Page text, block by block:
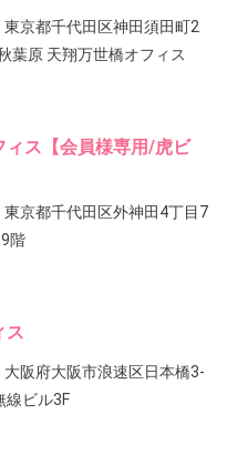
京都千代田区神田須田町2
原 天翔万世橋オフィス
ィス【会員様専用/虎ビ
東京都千代田区外神田4丁目7
階
ス
阪府大阪市浪速区日本橋3-
線ビル3F